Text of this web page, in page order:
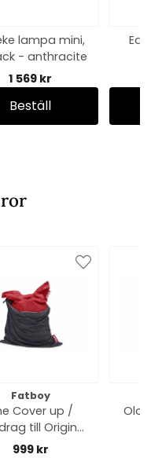
lampa mini,
- anthracite
1 569 kr
Beställ
Fatboy
Cover up /
till Original
- svart
999 kr